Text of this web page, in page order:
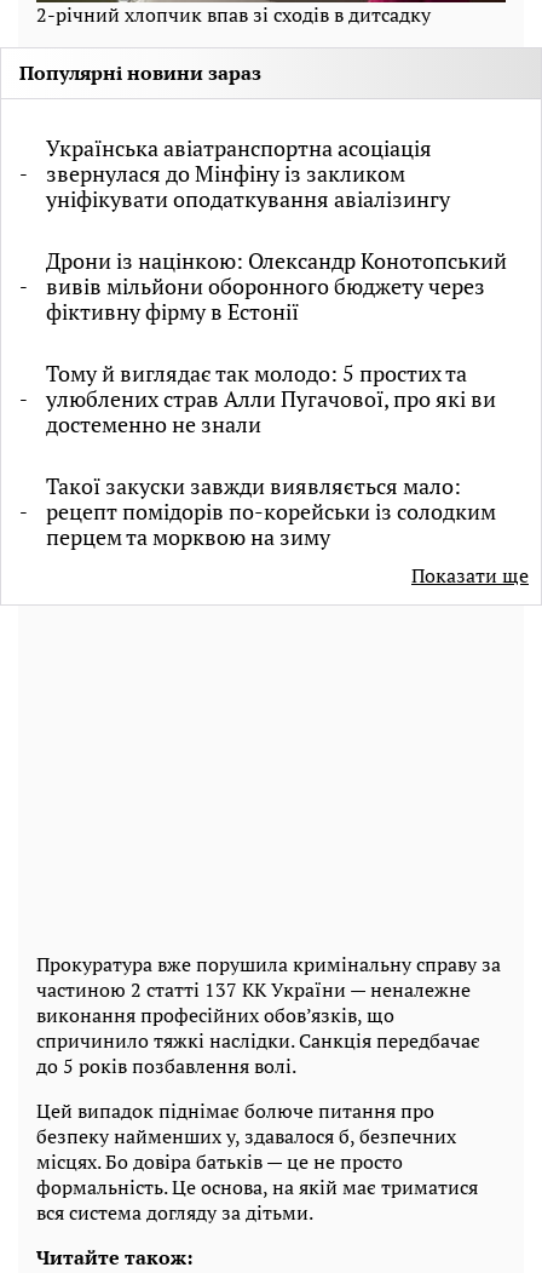
2-річний хлопчик впав зі сходів в дитсадку
Популярні новини зараз
Українська авіатранспортна асоціація
звернулася до Мінфіну із закликом
уніфікувати оподаткування авіалізингу
Дрони із націнкою: Олександр Конотопський
вивів мільйони оборонного бюджету через
фіктивну фірму в Естонії
Тому й виглядає так молодо: 5 простих та
улюблених страв Алли Пугачової, про які ви
достеменно не знали
Такої закуски завжди виявляється мало:
рецепт помідорів по-корейськи із солодким
перцем та морквою на зиму
Показати ще
Прокуратура вже порушила кримінальну справу за
частиною 2 статті 137 КК України — неналежне
виконання професійних обов’язків, що
спричинило тяжкі наслідки. Санкція передбачає
до 5 років позбавлення волі.
Цей випадок піднімає болюче питання про
безпеку найменших у, здавалося б, безпечних
місцях. Бо довіра батьків — це не просто
формальність. Це основа, на якій має триматися
вся система догляду за дітьми.
Читайте також: